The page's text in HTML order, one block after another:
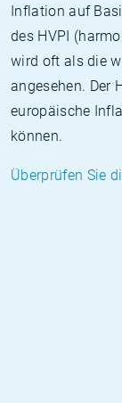
Inflation auf
des HVPI
wird oft als die
angesehen. Der
europäische
können.
Überprüfen Sie